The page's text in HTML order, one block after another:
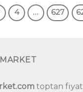
4 … 627
toptan